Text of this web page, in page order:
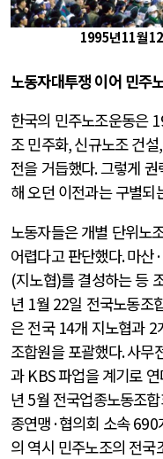
1995년11월12
노동자대투쟁 이어 민주
한국의 민주노조운동은
조 민주화,신규노조 건설,
전을 거듭했다.그렇게 권
해 오던 이전과는 구별
노동자들은 개별 단위노
어렵다고 판단했다.마산·
(지노협)를 결성하는 등
년 1월 22일 전국노동조
은 전국 14개 지노협과 2
조합원을 포괄했다.사무
과 KBS파업을 계기로
년 5월 전국업종노동조
종연맹 ·협의회 소속690
의 역시 민주노조의 전